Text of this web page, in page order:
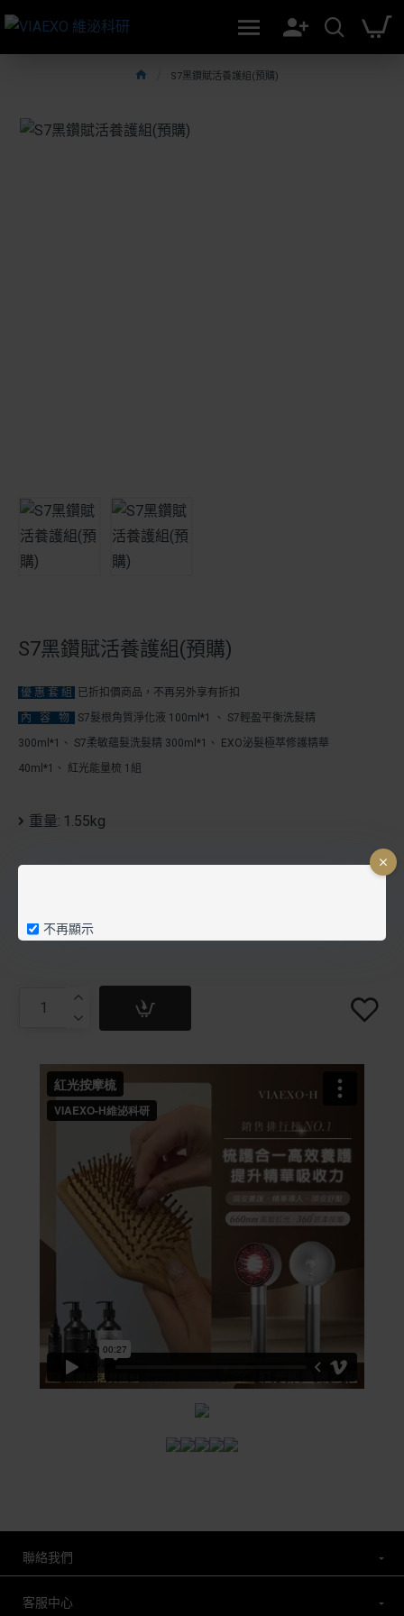
不再顯示
S7黑鑽賦活養護組(預購)
S7黑鑽賦活養護組(預購)
優 惠 套 組
已折扣價商品，不再另外享有折扣
內 容 物
S7髮根角質淨化液 100ml*1 、 S7輕盈平衡洗髮精
300ml*1
、 S7柔敏蘊髮洗髮精 300ml*1 、
EXO泌髮極萃修護精華
40ml*1
、 紅光能量梳 1組
重量: 1.55kg
聯絡我們
客服中心